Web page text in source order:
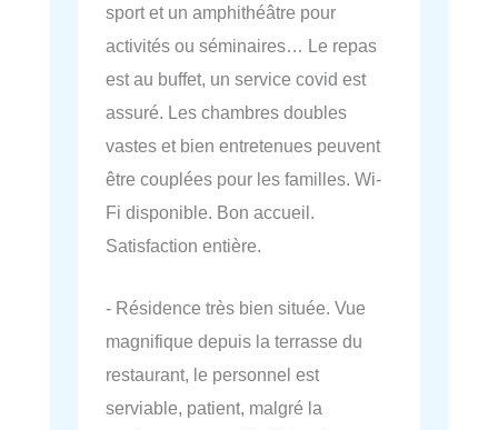
sport et un amphithéâtre pour
activités ou séminaires… Le repas
est au buffet, un service covid est
assuré. Les chambres doubles
vastes et bien entretenues peuvent
être couplées pour les familles. Wi-
Fi disponible. Bon accueil.
Satisfaction entière.
- Résidence très bien située. Vue
magnifique depuis la terrasse du
restaurant, le personnel est
serviable, patient, malgré la